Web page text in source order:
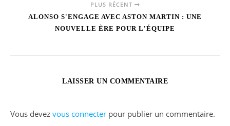
PLUS RÉCENT
ALONSO S'ENGAGE AVEC ASTON MARTIN : UNE
NOUVELLE ÈRE POUR L'ÉQUIPE
LAISSER UN COMMENTAIRE
Vous devez vous connecter pour publier un commentaire.